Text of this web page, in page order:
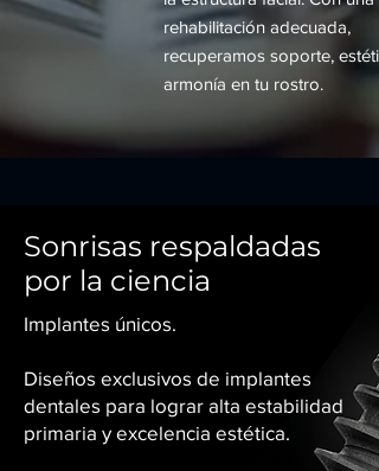
rehabilitación adecuada,
recuperamos soporte,
armonía en tu rostro.
Sonrisas respaldadas
por la ciencia
Implantes únicos.
Diseños exclusivos de implantes
dentales para lograr alta estabilidad
primaria y excelencia estética.